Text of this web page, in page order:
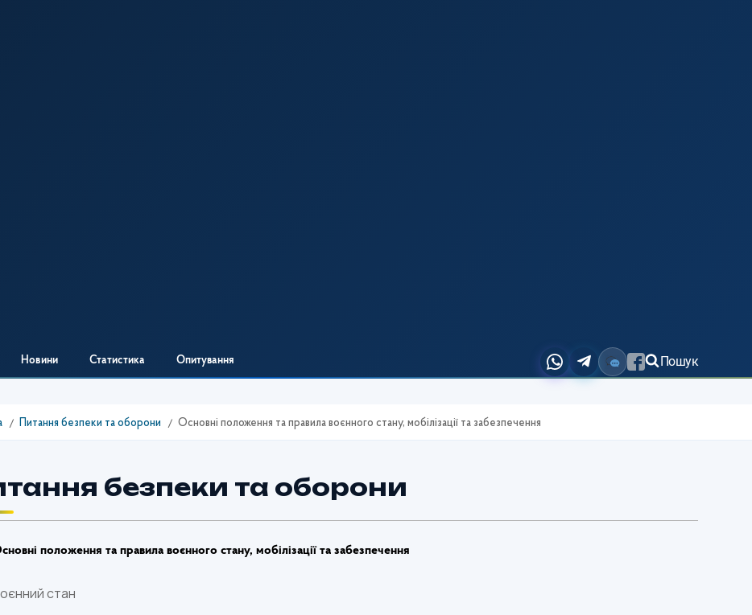
Новини Статистика Опитування Пошук
Питання безпеки та оборони Основні положення та правила воєнного стану, мобілізації та забезпечення
безпеки та оборони
положення та правила воєнного стану, мобілізації та забезпечення
стан